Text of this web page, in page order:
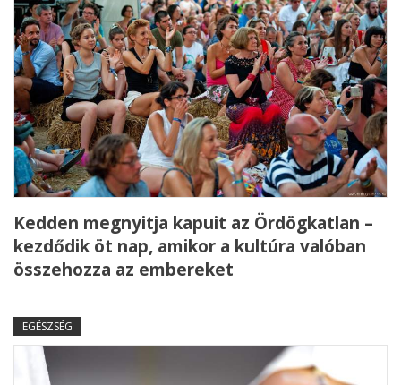
Kedden megnyitja kapuit az Ördögkatlan –
kezdődik öt nap, amikor a kultúra valóban
összehozza az embereket
EGÉSZSÉG